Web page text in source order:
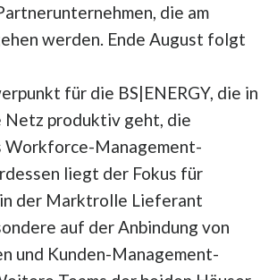
die am
werden. Ende August folgt
für die BS|ENERGY, die in
produktiv geht, die
Workforce-Management-
liegt der Fokus für
der Marktrolle Lieferant
auf der Anbindung von
und Kunden-Management-